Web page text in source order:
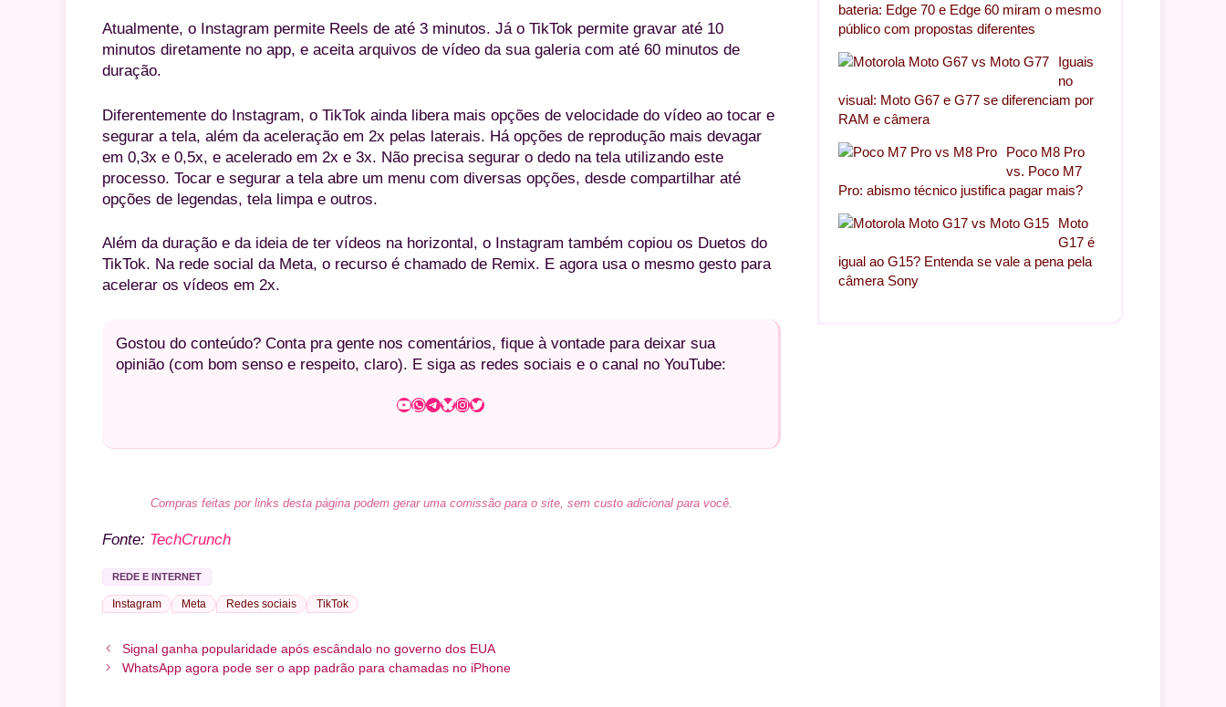
Atualmente, o Instagram permite Reels de até 3 minutos. Já o TikTok permite gravar até 10
minutos diretamente no app, e aceita arquivos de vídeo da sua galeria com até 60 minutos de
duração.
Diferentemente do Instagram, o TikTok ainda libera mais opções de velocidade do vídeo ao tocar e
segurar a tela, além da aceleração em 2x pelas laterais. Há opções de reprodução mais devagar
em 0,3x e 0,5x, e acelerado em 2x e 3x. Não precisa segurar o dedo na tela utilizando este
processo. Tocar e segurar a tela abre um menu com diversas opções, desde compartilhar até
opções de legendas, tela limpa e outros.
Além da duração e da ideia de ter vídeos na horizontal, o Instagram também copiou os Duetos do
TikTok. Na rede social da Meta, o recurso é chamado de Remix. E agora usa o mesmo gesto para
acelerar os vídeos em 2x.
Gostou do conteúdo? Conta pra gente nos comentários, fique à vontade para deixar sua
opinião (com bom senso e respeito, claro). E siga as redes sociais e o canal no YouTube:
Youtube WhatsApp TelegramBluesky InstagramTwitter
Compras feitas por links desta página podem gerar uma comissão para o site, sem custo adicional para você.
Fonte: TechCrunch
REDE E INTERNET
Instagram Meta Redes sociais TikTok
Signal ganha popularidade após escândalo no governo dos EUA
WhatsApp agora pode ser o app padrão para chamadas no iPhone
bateria: Edge 70 e Edge 60 miram o mesmo
público com propostas diferentes
Iguais
no
visual: Moto G67 e G77 se diferenciam por
RAM e câmera
Poco M8 Pro
vs. Poco M7
Pro: abismo técnico justifica pagar mais?
Moto
G17 é
igual ao G15? Entenda se vale a pena pela
câmera Sony